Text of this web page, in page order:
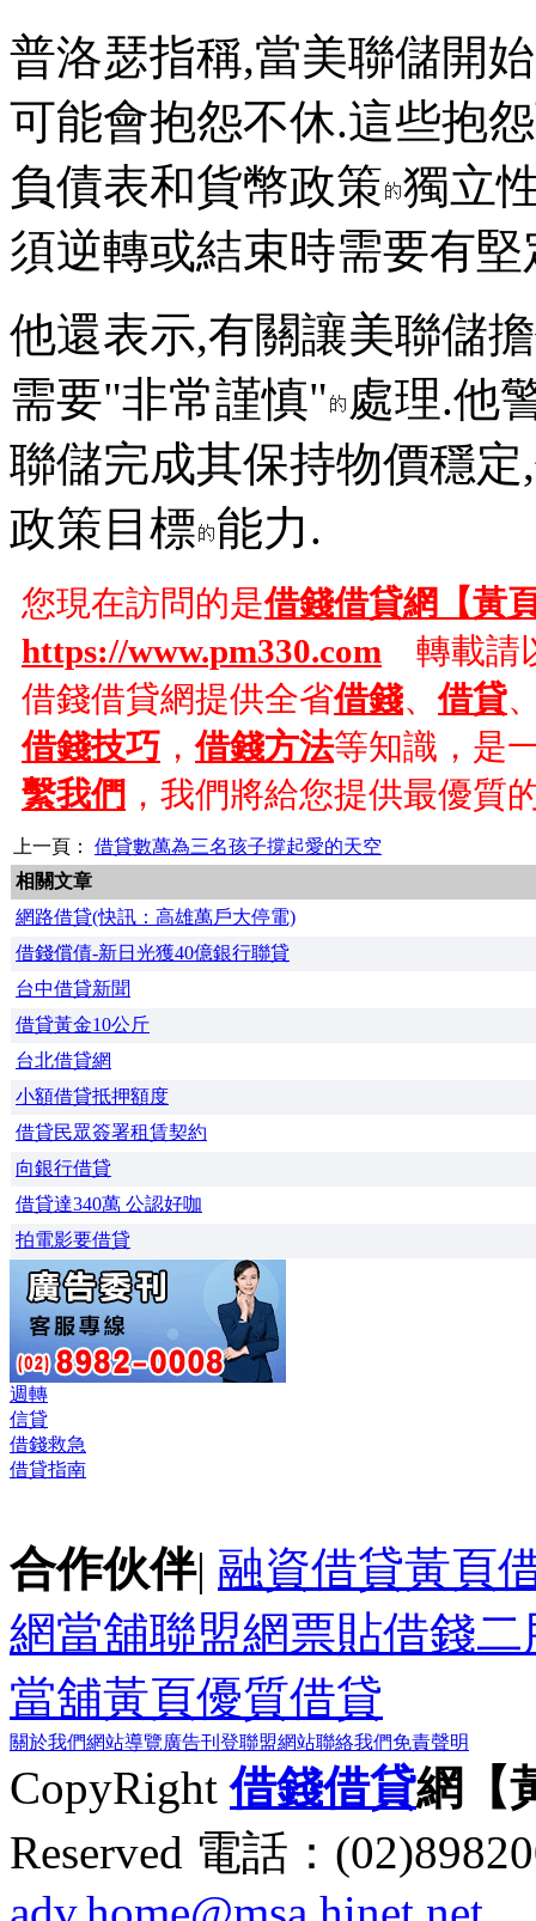
普洛瑟指稱,當美聯儲開
可能會抱怨不休.這些抱
負債表和貨幣政策 獨立
須逆轉或結束時需要有堅
他還表示,有關讓美聯儲
需要"非常謹慎" 處理.他
聯儲完成其保持物價穩
政策目標 能力.
您現在訪問的是借錢借貸網【黃
https://www.pm330.com 轉載請
借錢借貸網提供全省借錢、借貸
借錢技巧 ，借錢方法等知識，是
繫我們 ，我們將給您提供最優質
上一頁： 借貸數萬為三名孩子撐起愛的天空
相關文章
網路借貸(快訊：高雄萬戶大停電)
借錢償債-新日光獲40億銀行聯貸
台中借貸新聞
借貸黃金10公斤
台北借貸網
小額借貸抵押額度
借貸民眾簽署租賃契約
向銀行借貸
借貸達340萬 公認好咖
拍電影要借貸
週轉
信貸
借錢救急
借貸指南
合作伙伴| 融資借貸黃頁
網當舖聯盟網票貼借錢二
當舖黃頁優質借貸
關於我們網站導覽廣告刊登聯盟網站聯絡我們免責聲明
CopyRight借錢借貸網【
Reserved 電話：